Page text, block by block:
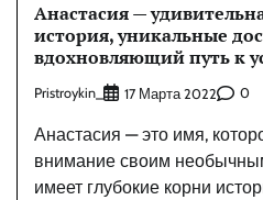
Анастасия —
история, уникальные
вдохновляющий путь к
Pristroykin_ 17 Марта 2022 0
Анастасия — это имя,
внимание своим
имеет глубокие корни